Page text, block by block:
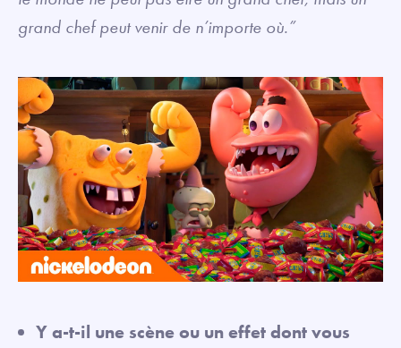
grand chef peut venir de n’importe où.”
Y a-t-il une scène ou un effet dont vous